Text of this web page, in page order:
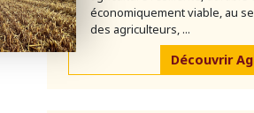
économiquement viable, au
des agriculteurs, ...
Découvrir